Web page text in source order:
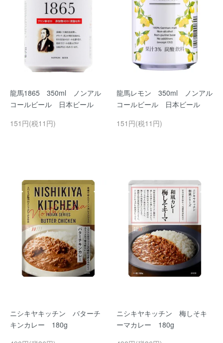
龍馬1865 350ml ノンアル
コールビール 日本ビール
151円(税11円)
龍馬レモン 350ml ノンアル
コールビール 日本ビール
151円(税11円)
ニシキヤキッチン バターチ
キンカレー 180g
ニシキヤキッチン 梅しそキ
ーマカレー 180g